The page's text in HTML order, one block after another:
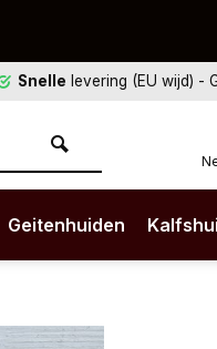
Snelle levering (EU wijd) -
Geitenhuiden